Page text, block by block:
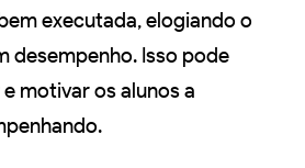
executada, elogiando o
desempenho. Isso pode
motivar os alunos a